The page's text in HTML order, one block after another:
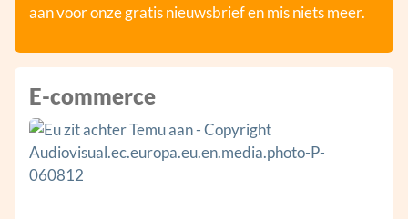
aan voor onze gratis nieuwsbrief en mis niets meer.
E-commerce